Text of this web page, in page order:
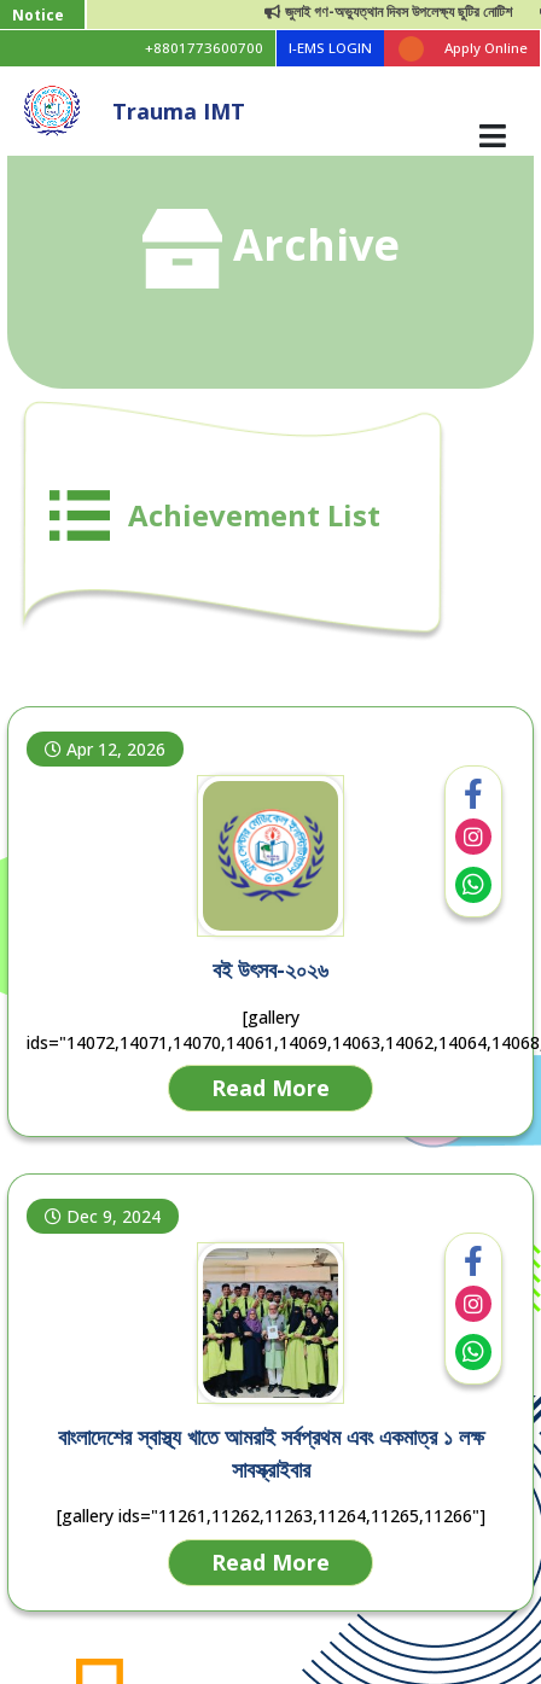
Notice জুলাই গণ-অভ্যুত্থান দিবস উপলেক্ষ্য ছুটির নোটিশ
+8801773600700 I-EMS LOGIN Apply Online
Trauma IMT
Archive
Achievement List
Apr 12, 2026
বই উৎসব-২০২৬
[gallery
Read More
Dec 9, 2024
বাংলাদেশের স্বাস্থ্য খাতে আমরাই সর্বপ্রথম এবং একমাত্র ১ লক্ষ
সাবস্ক্রাইবার
[gallery ids="11261,11262,11263,11264,11265,11266"]
Read More